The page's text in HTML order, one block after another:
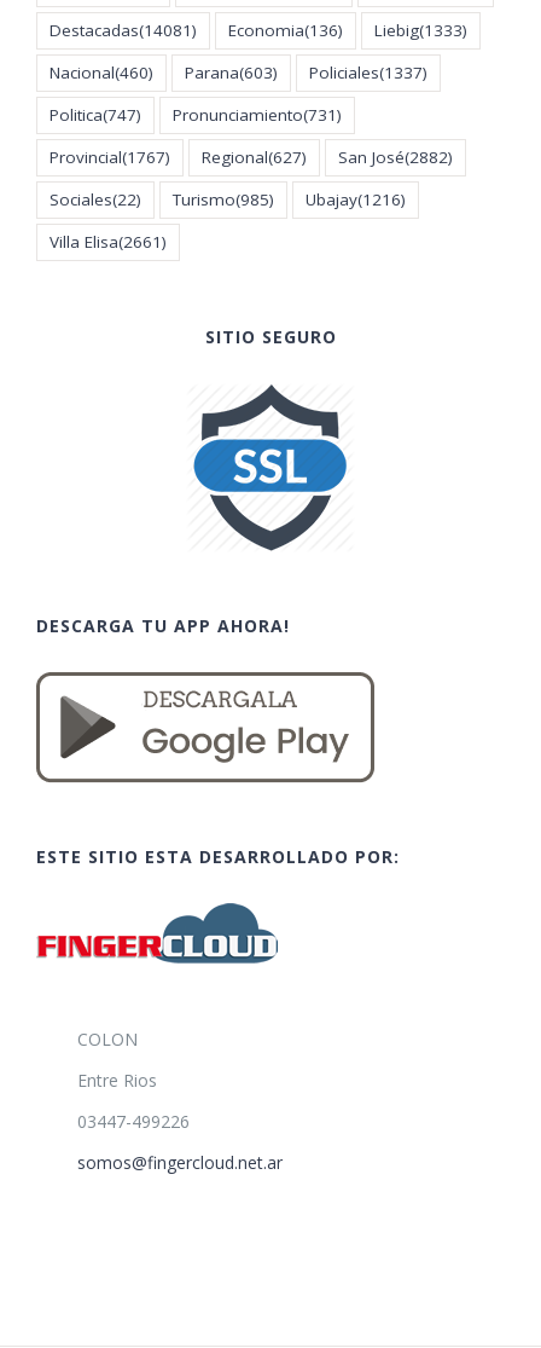
Destacadas(14081) Economia(136) Liebig(1333)
Nacional(460) Parana(603) Policiales(1337)
Politica(747) Pronunciamiento(731)
Provincial(1767) Regional(627) San José(2882)
Sociales(22) Turismo(985) Ubajay(1216)
Villa Elisa(2661)
SITIO SEGURO
DESCARGA TU APP AHORA!
ESTE SITIO ESTA DESARROLLADO POR:
COLON
Entre Rios
03447-499226
somos@fingercloud.net.ar